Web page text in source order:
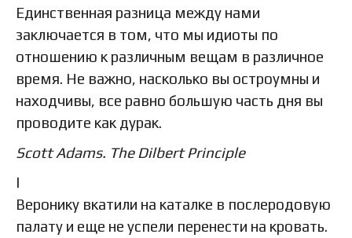
Единственная разница между нами
заключается в том, что мы идиоты по
отношению к различным вещам в различное
время. Не важно, насколько вы остроумны и
находчивы, все равно большую часть дня вы
проводите как дурак.
Scott Adams. The Dilbert Principle
I
Веронику вкатили на каталке в послеродовую
палату и еще не успели перенести на кровать.